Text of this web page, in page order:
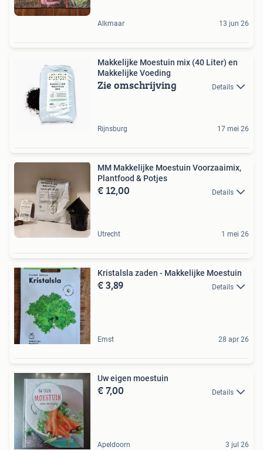
Alkmaar 13 jun 26
Makkelijke Moestuin mix (40 Liter) en
Makkelijke Voeding
Zie omschrijving Details
Rijnsburg 17 mei 26
MM Makkelijke Moestuin Voorzaaimix,
Plantfood & Potjes
€ 12,00 Details
Utrecht 1 mei 26
Kristalsla zaden - Makkelijke Moestuin
€ 3,89 Details
Emst 28 apr 26
Uw eigen moestuin
€ 7,00 Details
Apeldoorn 3 jul 26